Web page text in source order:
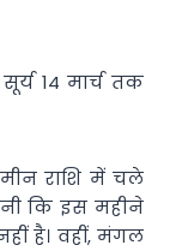
14 मार्च तक
राशि में चले
कि इस महीने
है। वहीं, मंगल